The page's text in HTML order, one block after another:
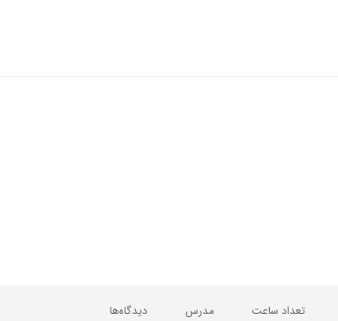
تعداد ساعت مدرس دیدگاه‌ها